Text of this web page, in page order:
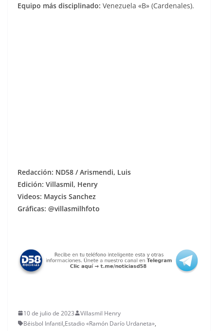
Equipo más disciplinado: Venezuela «B» (Cardenales).
Redacción: ND58 / Arismendi, Luis
Edición: Villasmil, Henry
Videos: Maycis Sanchez
Gráficas: @villasmilhfoto
10 de julio de 2023
Villasmil Henry
Béisbol Infantil,Estadio «Ramón Darío Urdaneta»,